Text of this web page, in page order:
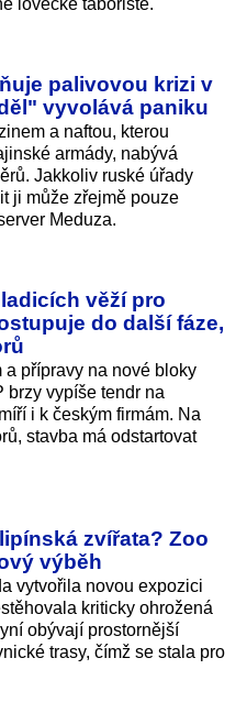
lovecké tábořiště.
palivovou krizi v
vyvolává paniku
a naftou, kterou
armády, nabývá
Jakkoliv ruské úřady
ji může zřejmě pouze
Meduza.
věží pro
do další fáze,
a přípravy na nové bloky
brzy vypíše tendr na
i k českým firmám. Na
stavba má odstartovat
zvířata? Zoo
výběh
vytvořila novou expozici
kriticky ohrožená
obývají prostornější
trasy, čímž se stala pro